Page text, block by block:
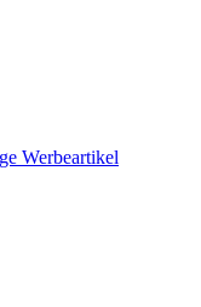
Werbeartikel